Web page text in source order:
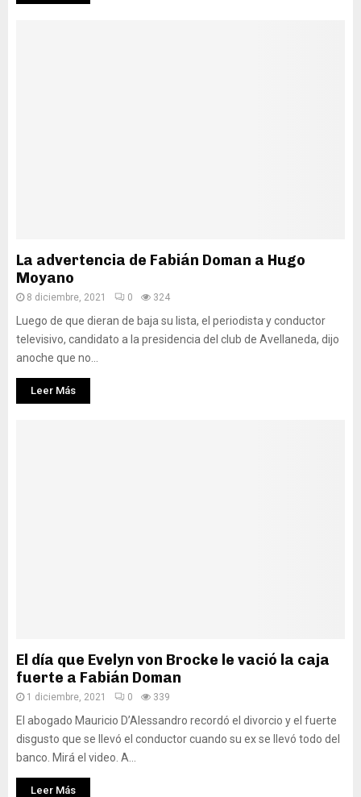
La advertencia de Fabián Doman a Hugo
Moyano
8 diciembre, 2021 0 324
Luego de que dieran de baja su lista, el periodista y conductor
televisivo, candidato a la presidencia del club de Avellaneda, dijo
anoche que no...
Leer Más
El día que Evelyn von Brocke le vació la caja
fuerte a Fabián Doman
1 diciembre, 2021 0 339
El abogado Mauricio D’Alessandro recordó el divorcio y el fuerte
disgusto que se llevó el conductor cuando su ex se llevó todo del
banco. Mirá el video. A...
Leer Más